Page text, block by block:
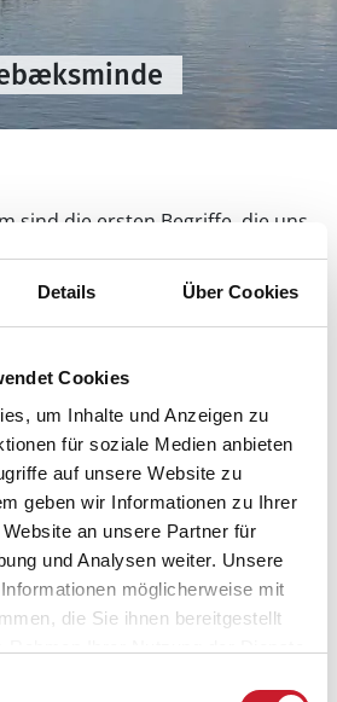
Details Über Cookies
Cookies
um Inhalte und Anzeigen zu
für soziale Medien anbieten
auf unsere Website zu
geben wir Informationen zu Ihrer
an unsere Partner für
und Analysen weiter. Unsere
möglicherweise mit
die Sie ihnen bereitgestellt
sind die ersten Begriffe, die uns
von Karrebæksminde ist wie
angelegt, links und rechts des
sind die meist
Atmosphäre entsteht, wenn die
Fischerboote in den Hafen
Bootsstegen festmachen